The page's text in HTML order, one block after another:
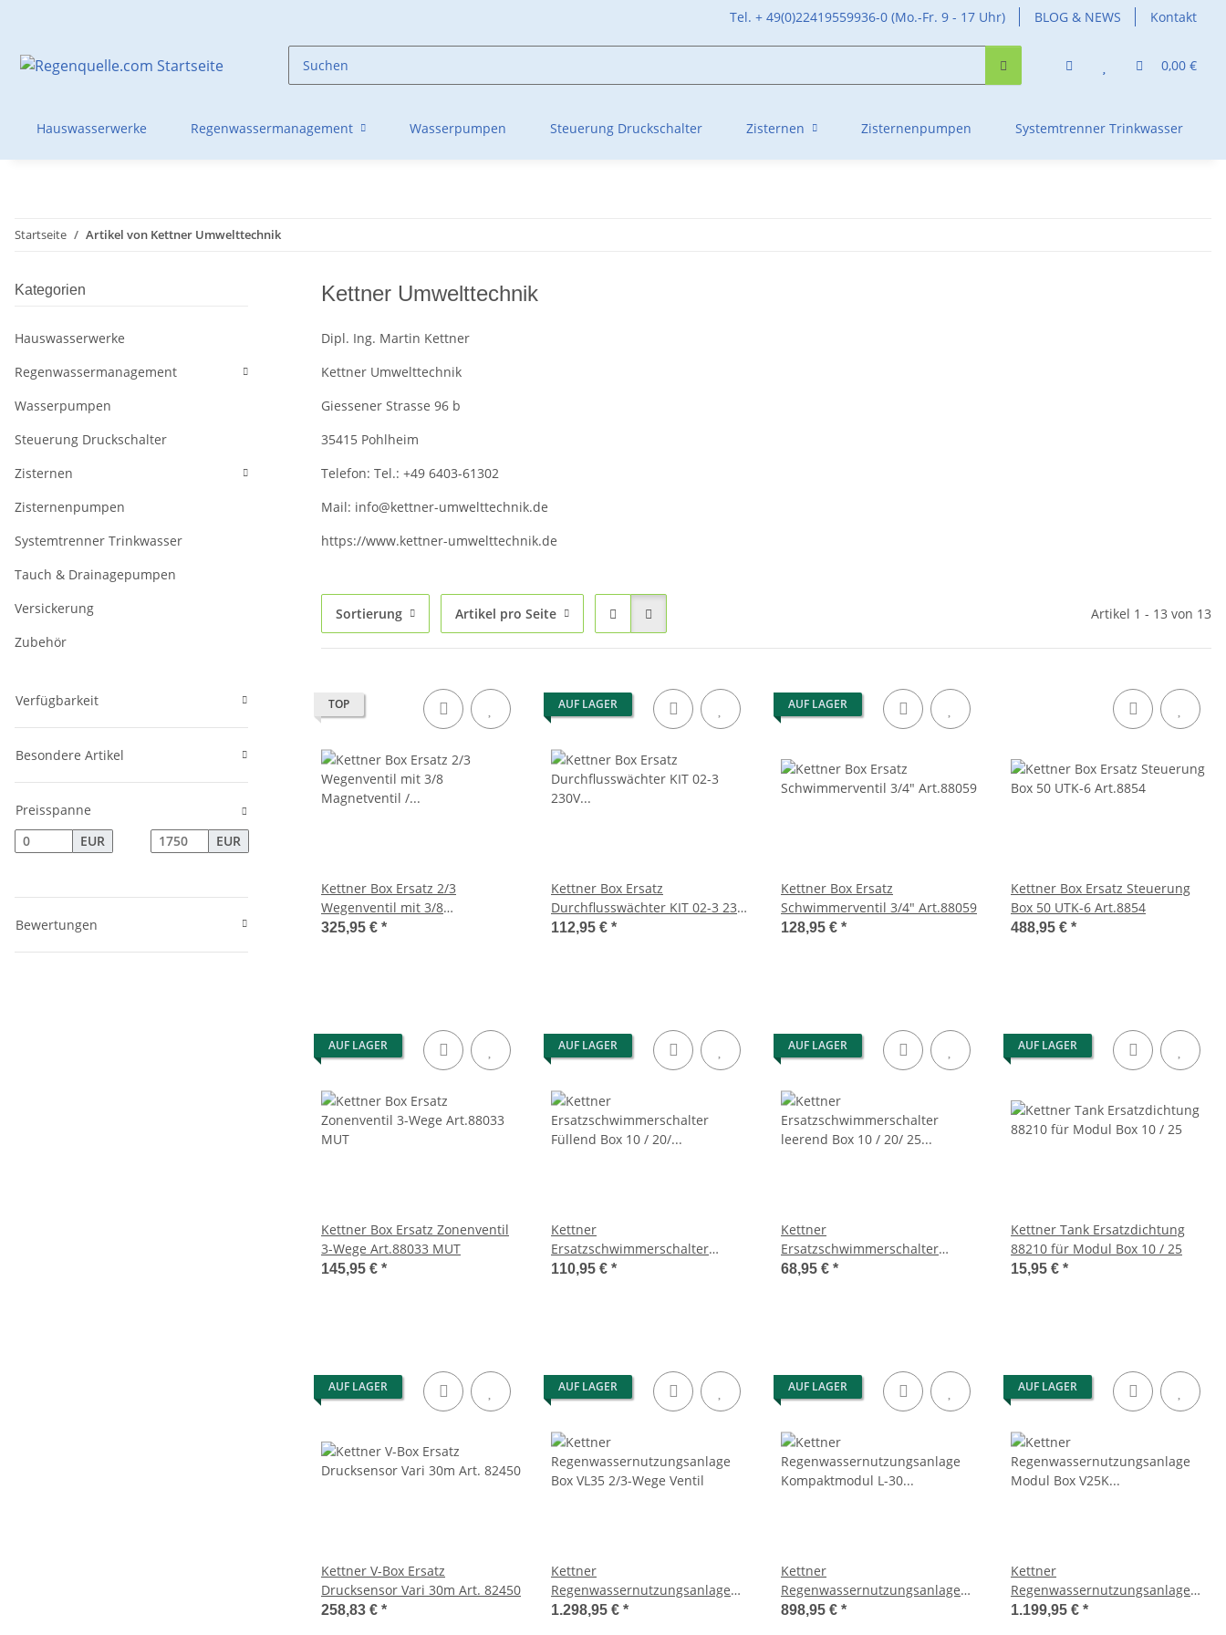
Tel. + 49(0)22419559936-0 (Mo.-Fr. 9 - 17 Uhr) BLOG & NEWS Kontakt
0,00 €
Hauswasserwerke Regenwassermanagement Wasserpumpen Steuerung Druckschalter Zisternen Zisternenpumpen Systemtrenner Trinkwasser
Startseite Artikel von Kettner Umwelttechnik
Kettner Umwelttechnik
Dipl. Ing. Martin Kettner
Kettner Umwelttechnik
Giessener Strasse 96 b
35415 Pohlheim
Telefon: Tel.: +49 6403-61302
Mail: info@kettner-umwelttechnik.de
https://www.kettner-umwelttechnik.de
Sortierung Artikel pro Seite Artikel 1 - 13 von 13
TOP
Kettner Box Ersatz 2/3
Wegenventil mit 3/8
Magnetventil / Stecker 89034
325,95 € *
AUF LAGER
Kettner Box Ersatz
Durchflusswächter KIT 02-3 230V
1,5bar 1" Art.59018
112,95 € *
AUF LAGER
Kettner Box Ersatz
Schwimmerventil 3/4" Art.88059
128,95 € *
Kettner Box Ersatz Steuerung
Box 50 UTK-6 Art.8854
488,95 € *
AUF LAGER
Kettner Box Ersatz Zonenventil
3-Wege Art.88033 MUT
145,95 € *
AUF LAGER
Kettner
Ersatzschwimmerschalter
Füllend Box 10 / 20/ 25 Art 81004
110,95 € *
AUF LAGER
Kettner
Ersatzschwimmerschalter
leerend Box 10 / 20/ 25 Art
68,95 € *
AUF LAGER
Kettner Tank Ersatzdichtung
88210 für Modul Box 10 / 25
15,95 € *
AUF LAGER
Kettner V-Box Ersatz
Drucksensor Vari 30m Art. 82450
258,83 € *
AUF LAGER
Kettner
Regenwassernutzungsanlage
Box VL35 2/3-Wege Ventil
1.298,95 € *
AUF LAGER
Kettner
Regenwassernutzungsanlage
Kompaktmodul L-30 4,1bar
898,95 € *
AUF LAGER
Kettner
Regenwassernutzungsanlage
Modul Box V25K 2/3-Wegeventil
1.199,95 € *
Kategorien
Hauswasserwerke
Regenwassermanagement
Wasserpumpen
Steuerung Druckschalter
Zisternen
Zisternenpumpen
Systemtrenner Trinkwasser
Tauch & Drainagepumpen
Versickerung
Zubehör
Verfügbarkeit
Besondere Artikel
Preisspanne
EUR
EUR
Bewertungen